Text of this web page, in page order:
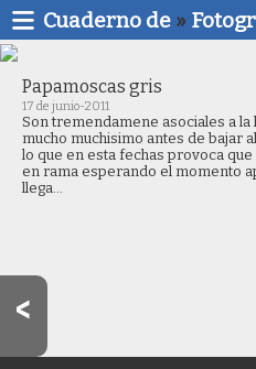
Cuaderno de »
Papamoscas gris
17 de junio-2011
Son tremendamene asociales a
mucho muchisimo antes de bajar
lo que en esta fechas provoca
en rama esperando el momento
llega...